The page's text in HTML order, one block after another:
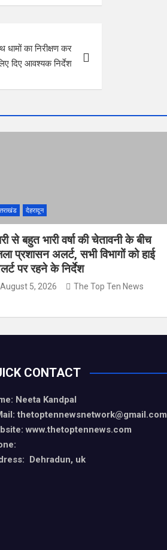
का निरीक्षण कर
दिए आवश्यक निर्देश
देहरादून
से बहुत भारी वर्षा की चेतावनी के बीच
प्रशासन अलर्ट, सभी विभागों को हाई
पर रहने के निर्देश
August 5, 2026 The Top Ten News
CONTACT
Neeta Kandpal
thetoptennewsnetwork@gmail.com
www.thetoptennews.com
Dehradun, uk